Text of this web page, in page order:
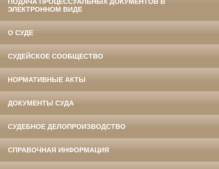
ЭЛЕКТРОННОМ ВИДЕ
О СУДЕ
СУДЕЙСКОЕ СООБЩЕСТВО
НОРМАТИВНЫЕ АКТЫ
ДОКУМЕНТЫ СУДА
СУДЕБНОЕ ДЕЛОПРОИЗВОДСТВО
СПРАВОЧНАЯ ИНФОРМАЦИЯ